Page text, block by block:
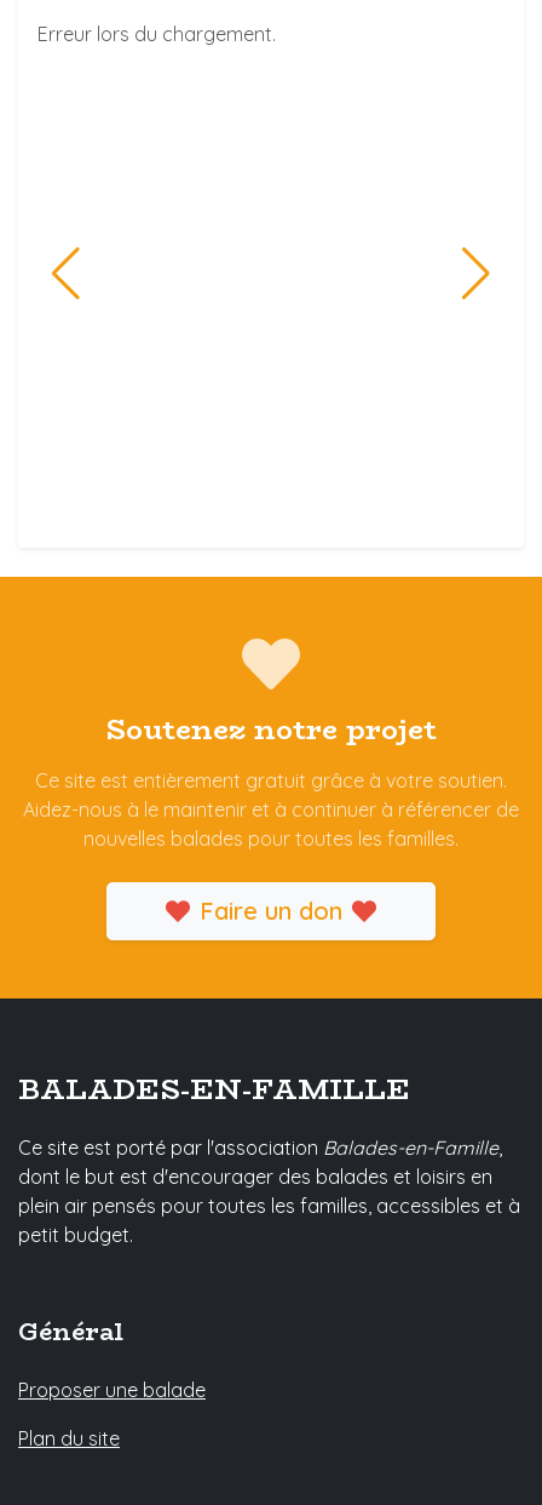
Erreur lors du chargement.
Soutenez notre projet
Ce site est entièrement gratuit grâce à votre soutien.
Aidez-nous à le maintenir et à continuer à référencer de
nouvelles balades pour toutes les familles.
Faire un don
BALADES-EN-FAMILLE
Ce site est porté par l'association Balades-en-Famille,
dont le but est d'encourager des balades et loisirs en
plein air pensés pour toutes les familles, accessibles et à
petit budget.
Général
Proposer une balade
Plan du site